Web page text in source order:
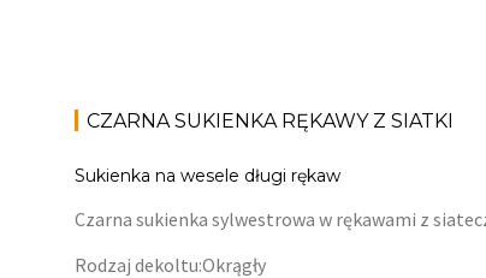
CZARNA SUKIENKA RĘKAWY Z SIATKI
Sukienka na wesele długi rękaw
Czarna sukienka sylwestrowa w rękawami z
Rodzaj dekoltu:Okrągły